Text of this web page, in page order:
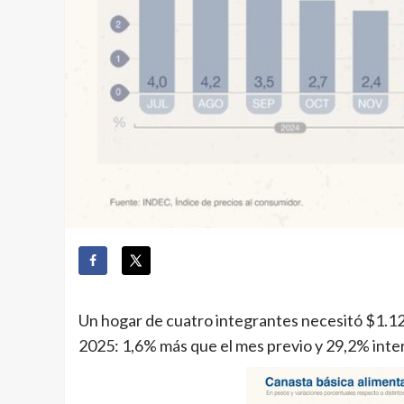
Un hogar de cuatro integrantes necesitó
2025: 1,6% más que el mes previo y 29,2%